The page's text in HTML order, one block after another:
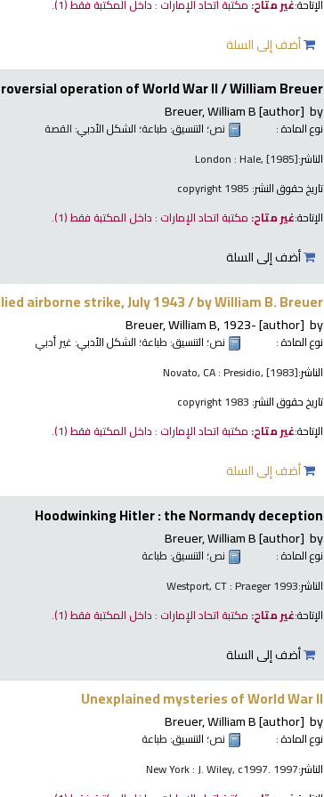
الإتاحة:غير متاح: مكتبة اتحاد الإمارات : داخل المكتبة فقط(1).
أضف إلى السلة
operation of World War II /William Breuer.
by
Breuer, William B[author]
نوع المادة : نص؛ التنسيق: طباعة؛ الشكل الأدبي: القصة
الناشر:London : Hale, [1985]
تاريخ حقوق النشر:
الإتاحة:غير متاح: مكتبة اتحاد الإمارات : داخل المكتبة فقط(1).
أضف إلى السلة
airborne strike, July 1943 /by William B. Breuer.
by
Breuer, William B, 1923-[author]
نوع المادة : نص؛ التنسيق: طباعة؛ الشكل الأدبي: غير أدبي
الناشر:Novato, CA : Presidio, [1983]
تاريخ حقوق النشر:
الإتاحة:غير متاح: مكتبة اتحاد الإمارات : داخل المكتبة فقط(1).
أضف إلى السلة
Hoodwinking Hitler : the Normandy deception
by
Breuer, William B[author]
نوع المادة : نص؛ التنسيق: طباعة
الناشر:Westport, CT : Praeger 1993
الإتاحة:غير متاح: مكتبة اتحاد الإمارات : داخل المكتبة فقط(1).
أضف إلى السلة
Unexplained mysteries of World War II
by
Breuer, William B[author]
نوع المادة : نص؛ التنسيق: طباعة
الناشر:New York : J. Wiley, c1997. 1997